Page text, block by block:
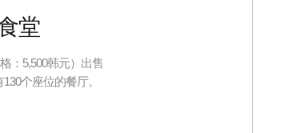
堂
：5,500韩元）出售
个座位的餐厅。